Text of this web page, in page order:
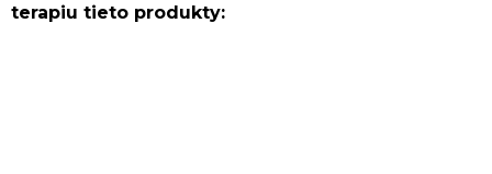
terapiu tieto produkty: